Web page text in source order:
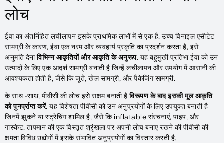
लोच
ईवा का अंतर्निहित लचीलापन इसके प्राथमिक लाभों में से एक है. उच्च विनाइल एसीटेट
सामग्री के कारण, ईवा एक नरम और व्यवहार्य प्रकृति का प्रदर्शन करता है, इसे
अनुमति देनाविभिन्न आकृतियों और आकृति के अनुरूप. यह बहुमुखी प्रतिभा ईवा को उन
उत्पादों के लिए एक आदर्श सामग्री बनाती है जिन्हें लचीलापन और उपयोग में आसानी की
आवश्यकता होती है, जैसे कि जूते, खेल सामग्री, और पैकेजिंग सामग्री.
के साथ -साथ, पीवीसी की लोच इसे सक्षम बनाती हैविरूपण के बाद इसकी मूल आकृति
को पुनर्प्राप्त करें. यह विशेषता पीवीसी को उन अनुप्रयोगों के लिए उपयुक्त बनाती है
जिनमें झुकने या स्ट्रेचिंग शामिल है, जैसे कि inflatable संरचनाएं, पाइप, और
गास्केट. तापमान की एक विस्तृत श्रृंखला पर अपनी लोच बनाए रखने की पीवीसी की
क्षमता विविध उद्योगों में इसके संभावित अनुप्रयोगों का विस्तार करती है.